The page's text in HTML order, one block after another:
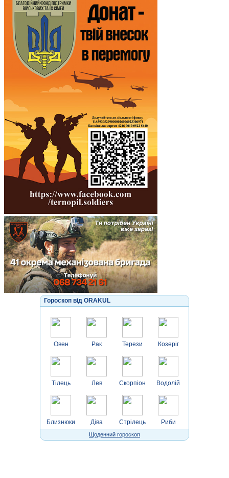
Гороскоп від ORAKUL
Овен
Тілець
Близнюки
Рак
Лев
Діва
Терези
Скорпіон
Стрілець
Козеріг
Водолій
Риби
Щоденний гороскоп